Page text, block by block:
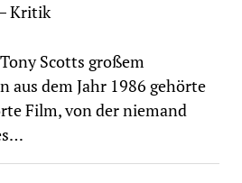
Kritik
Scotts großem
aus dem Jahr 1986 gehörte
Film, von der niemand